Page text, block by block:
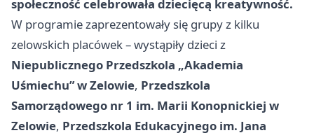
społeczność celebrowała dziecięcą kreatywność.
W programie zaprezentowały się grupy z kilku
zelowskich placówek – wystąpiły dzieci z
Niepublicznego Przedszkola „Akademia
Uśmiechu” w Zelowie, Przedszkola
Samorządowego nr 1 im. Marii Konopnickiej w
Zelowie, Przedszkola Edukacyjnego im. Jana